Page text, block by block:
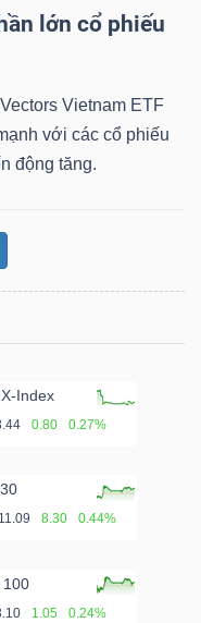
lớn cổ phiếu
Vietnam ETF
với các cổ phiếu
động tăng.
Index
0.80 0.27%
8.30 0.44%
100
1.05 0.24%